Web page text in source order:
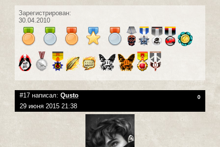
Зарегистрирован:
30.04.2010
#17 написал: Qusto 0
29 июня 2015 21:38